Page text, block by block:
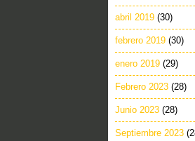
abril 2019 (30)
febrero 2019 (30)
enero 2019 (29)
Febrero 2023 (28)
Junio 2023 (28)
Septiembre 2023